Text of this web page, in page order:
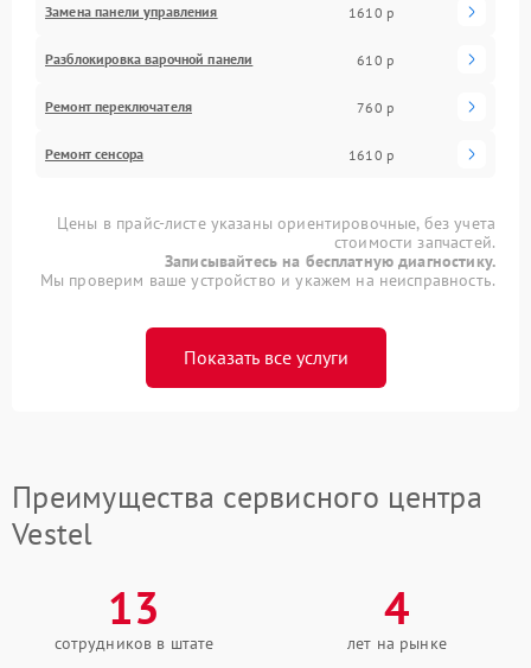
Замена панели управления 1610 р
Разблокировка варочной панели 610 р
Ремонт переключателя 760 р
Ремонт сенсора 1610 р
Цены в прайс-листе указаны ориентировочные, без учета
стоимости запчастей.
Записывайтесь на бесплатную диагностику.
Мы проверим ваше устройство и укажем на неисправность.
Показать все услуги
Преимущества сервисного центра
Vestel
13
сотрудников в штате
4
лет на рынке